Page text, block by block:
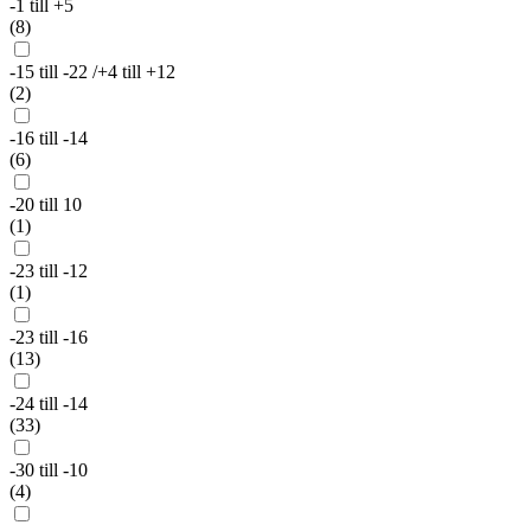
-1 till +5
(8)
-15 till -22 /+4 till +12
(2)
-16 till -14
(6)
-20 till 10
(1)
-23 till -12
(1)
-23 till -16
(13)
-24 till -14
(33)
-30 till -10
(4)